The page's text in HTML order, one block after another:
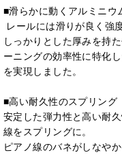
■滑らかに動くアルミニウ
レールには滑りが良く強
しっかりとした厚みを持
ーニングの効率性に特化
を実現しました。
■高い耐久性のスプリング
安定した弾力性と高い耐
線をスプリングに。
ピアノ線のバネがしなや